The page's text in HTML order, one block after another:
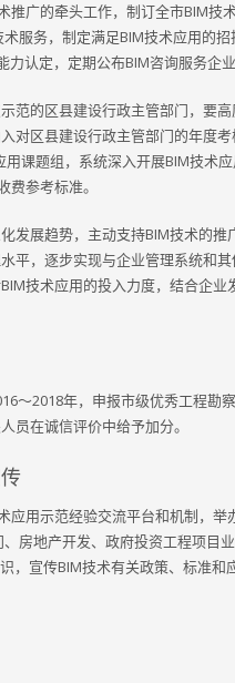
推广的牵头工作，制订全市BIM
服务，制定满足BIM技术应用的
认定，定期公布BIM咨询服务企业
范的区县建设行政主管部门，要
对区县建设行政主管部门的年度考
课题组，系统深入开展BIM技术
费参考标准。
发展趋势，主动支持BIM技术的
平，逐步实现与企业管理系统和其
技术应用的投入力度，结合企
～2018年，申报市级优秀工程
员在诚信评价中给予加分。
应用示范经验交流平台和机制，
房地产开发、政府投资工程项目
，宣传BIM技术有关政策、标准和